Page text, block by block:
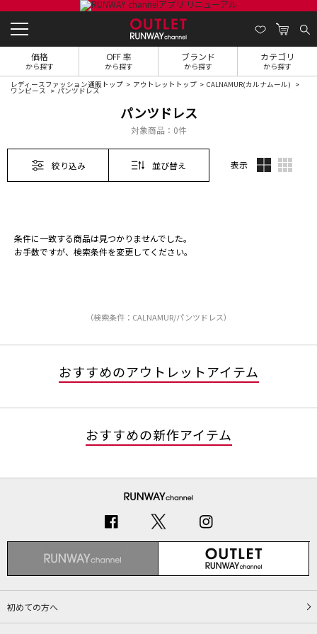
価格
から探す
OFF 率
から探す
ブランド
から探す
カテゴリ
から探す
レディースファッション通販トップ アウトレットトップ CALNAMUR(カルナムール)
ワンピース パンツドレス
パンツドレス
対象商品： 0件
絞り込み 並び替え 表示
条件に一致する商品は見つかりませんでした。
お手数ですが、検索条件を変更してください。
（検索条件：CALNAMUR/パンツドレス）
おすすめのアウトレットアイテム
おすすめの新作アイテム
初めての方へ